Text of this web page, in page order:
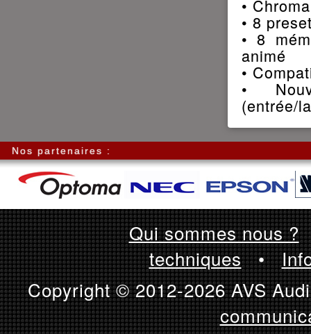
•
• 8
• 8
animé
•
•
(entrée/
Nos partenaires :
Qui sommes nous ?
techniques•
Copyright © 2012-2026 AVS